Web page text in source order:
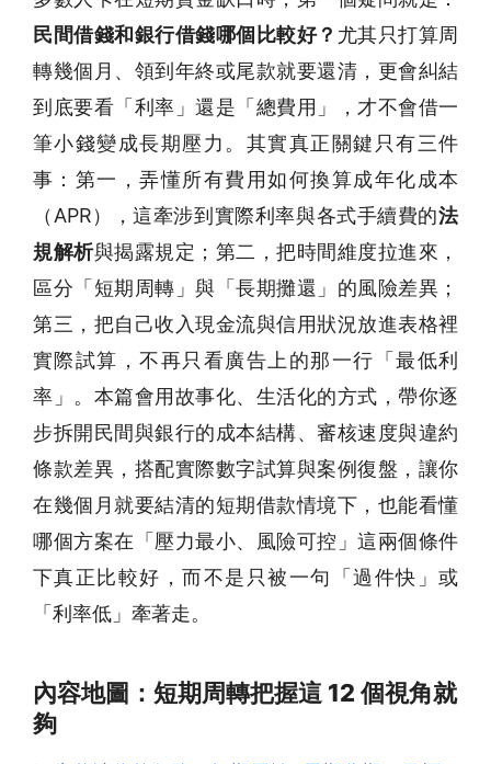
民間借錢和銀行借錢哪個比較好？ 尤其只打算周
轉幾個月、領到年終或尾款就要還清，更會糾結
到底要看「利率」還是「總費用」，才不會借一
筆小錢變成長期壓力。其實真正關鍵只有三件
事：第一，弄懂所有費用如何換算成年化成本
（APR），這牽涉到實際利率與各式手續費的法
規解析與揭露規定；第二，把時間維度拉進來，
區分「短期周轉」與「長期攤還」的風險差異；
第三，把自己收入現金流與信用狀況放進表格裡
實際試算，不再只看廣告上的那一行「最低利
率」。本篇會用故事化、生活化的方式，帶你逐
步拆開民間與銀行的成本結構、審核速度與違約
條款差異，搭配實際數字試算與案例復盤，讓你
在幾個月就要結清的短期借款情境下，也能看懂
哪個方案在「壓力最小、風險可控」這兩個條件
下真正比較好，而不是只被一句「過件快」或
「利率低」牽著走。
內容地圖：短期周轉把握這 12 個視角就
夠